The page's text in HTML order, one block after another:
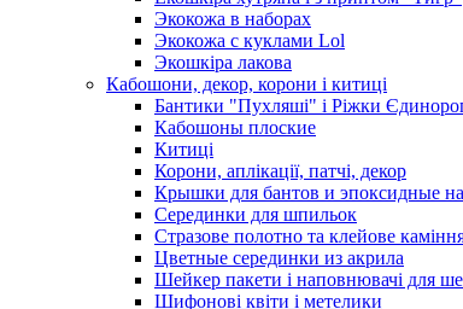
Экокожа в наборах
Экокожа с куклами Lol
Экошкiра лакова
Кабошони, декор, корони і китиці
Бантики "Пухляші" і Ріжки
Кабошоны плоские
Китиці
Корони, аплікації, патчі, декор
Крышки для бантов и эпоксидные
Серединки для шпильок
Стразове полотно та клейове
Цветные серединки из акрила
Шейкер пакети і наповнювачі для
Шифонові квіти і метелики